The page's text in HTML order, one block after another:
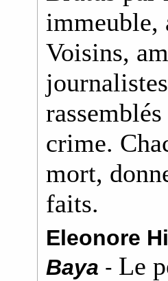
immeuble,
Voisins,
crime.
mort,
faits.
Eleonore
Baya - Le